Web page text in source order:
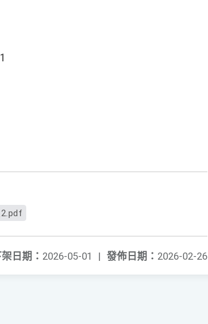
發佈日期： 2026-02-26
日期： 2026-05-01 |